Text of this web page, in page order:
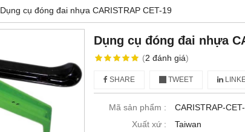
Dụng cụ đóng đai nhựa CARISTRAP CET-19
Dụng cụ đóng đai nhựa
(2 đánh giá)
SHARE TWEET
Mã sản phẩm :
CARISTRAP-
Xuất xứ :
Taiwan